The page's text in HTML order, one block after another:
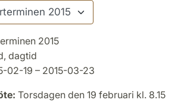
2015
dagtid
02-19 – 2015-03-23
Torsdagen den 19 februari kl. 8.15